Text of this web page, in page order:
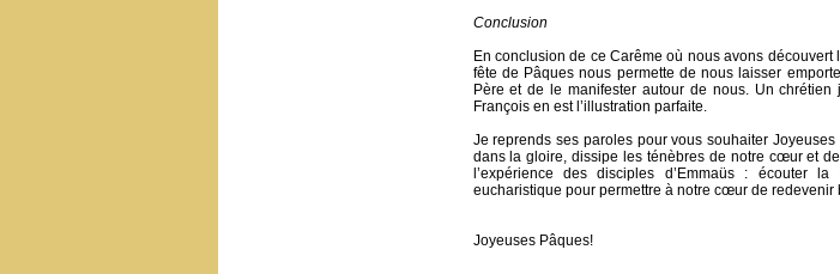
Conclusion
En conclusion de ce Carême où nous avons
fête de Pâques nous permette de nous laisser
Père et de le manifester autour de nous. Un
François en est l’illustration parfaite.
Je reprends ses paroles pour vous souhaiter
dans la gloire, dissipe les ténèbres de notre cœur et
l’expérience des disciples d’Emmaüs : écouter
eucharistique pour permettre à notre cœur de redevenir
Joyeuses Pâques!